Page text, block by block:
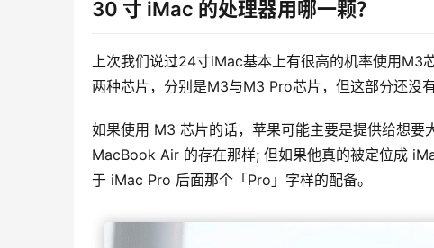
30 寸 iMac 的处理器用哪一颗？
上次我们说过24寸iMac基本上有很高的机率使用
两种芯片，分别是M3与M3 Pro芯片，但这部分还没
如果使用 M3 芯片的话，苹果可能主要是提供给想
MacBook Air 的存在那样; 但如果他真的被定位成
于 iMac Pro 后面那个「Pro」字样的配备。